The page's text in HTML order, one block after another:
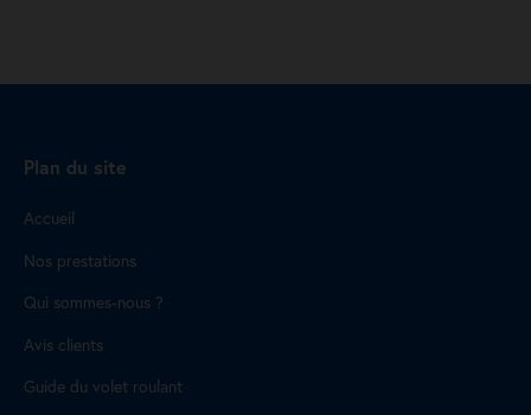
Plan du site
Accueil
Nos prestations
Qui sommes-nous ?
Avis clients
Guide du volet roulant